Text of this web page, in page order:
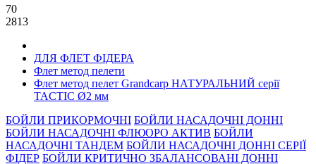
70
2813
ДЛЯ ФЛЕТ ФІДЕРА
Флет метод пелети
Флет метод пелет Grandcarp НАТУРАЛЬНИЙ серiї
TACTIC Ø2 мм
БОЙЛИ ПРИКОРМОЧНI БОЙЛИ НАСАДОЧНI ДОННI
БОЙЛИ НАСАДОЧНІ ФЛЮОРО АКТИВ БОЙЛИ
НАСАДОЧНІ ТАНДЕМ БОЙЛИ НАСАДОЧНI ДОННI СЕРIÏ
ФIДЕР БОЙЛИ КРИТИЧНО ЗБАЛАНСОВАНІ ДОННІ